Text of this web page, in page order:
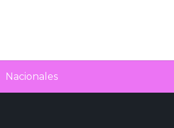
Nacionales